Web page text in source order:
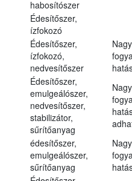
habosítószer
Édesítőszer,
ízfokozó
Édesítőszer,
ízfokozó,
nedvesítőszer
Édesítőszer,
emulgeálószer,
nedvesítőszer,
stabilizátor,
sűrítőanyag
édesítőszer,
emulgeálószer,
sűrítőanyag